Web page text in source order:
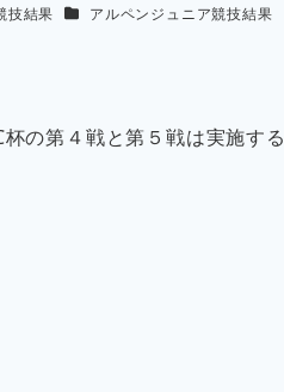
リー
技結果 カテゴリー
アルペンジュニア競技結果
の第４戦と第５戦は実施する